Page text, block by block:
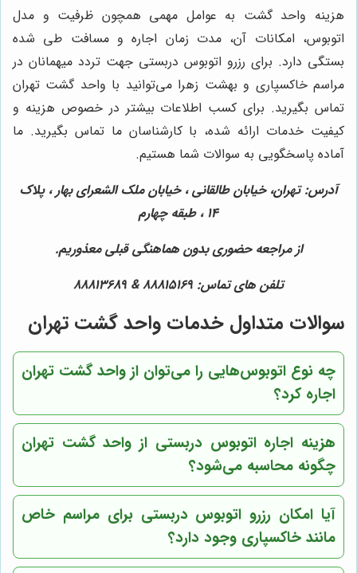
هزینه واحد گشت به عوامل مهمی همچون ظرفیت و مدل
اتوبوس، امکانات آن، مدت زمان اجاره و مسافت طی شده
بستگی دارد. برای رزرو اتوبوس دربستی جهت تردد میهمانان در
مراسم خاکسپاری و بهشت زهرا می‌توانید با واحد گشت تهران
تماس بگیرید. برای کسب اطلاعات بیشتر در خصوص هزینه و
کیفیت خدمات ارائه شده، با کارشناسان ما تماس بگیرید. ما
آماده پاسخگویی به سوالات شما هستیم.
آدرس: تهران، خیابان طالقانی ، خیابان ملک الشعرای بهار ، پلاک
14 ، طبقه چهارم
از مراجعه حضوری بدون هماهنگی قبلی معذوریم.
تلفن های تماس: 88815169 & 88813689
سوالات متداول خدمات واحد گشت تهران
چه نوع اتوبوس‌هایی را می‌توان از واحد گشت تهران
اجاره کرد؟
هزینه اجاره اتوبوس دربستی از واحد گشت تهران
چگونه محاسبه می‌شود؟
آیا امکان رزرو اتوبوس دربستی برای مراسم خاص
مانند خاکسپاری وجود دارد؟